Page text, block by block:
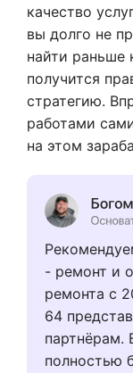
качество
вы долго не
найти раньше
получится
стратегию.
работами
на этом
- ремонт и
ремонта с
64
партнёрам.
полностью